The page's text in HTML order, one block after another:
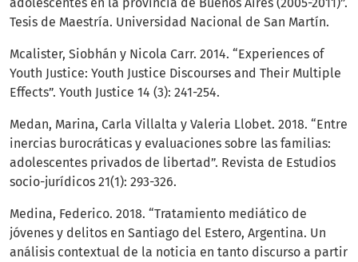
Tesis de Maestría. Universidad Nacional de San Martín.
Mcalister, Siobhán y Nicola Carr. 2014. “Experiences of
Youth Justice: Youth Justice Discourses and Their Multiple
Effects”. Youth Justice 14 (3): 241-254.
Medan, Marina, Carla Villalta y Valeria Llobet. 2018. “Entre
inercias burocráticas y evaluaciones sobre las familias:
adolescentes privados de libertad”. Revista de Estudios
socio-jurídicos 21(1): 293-326.
Medina, Federico. 2018. “Tratamiento mediático de
jóvenes y delitos en Santiago del Estero, Argentina. Un
análisis contextual de la noticia en tanto discurso a partir